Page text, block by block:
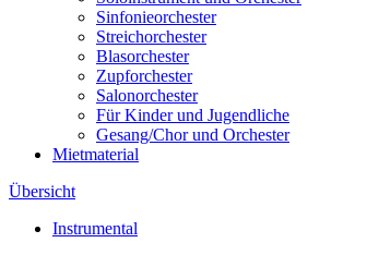
Sinfonieorchester
Streichorchester
Blasorchester
Zupforchester
Salonorchester
Für Kinder und Jugendliche
Gesang/Chor und Orchester
Mietmaterial
Übersicht
Instrumental